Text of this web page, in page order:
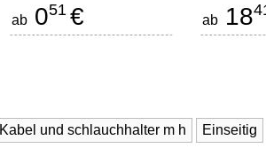
ab 051 € ab 18
Kabel und schlauchhalter m h Einseitig